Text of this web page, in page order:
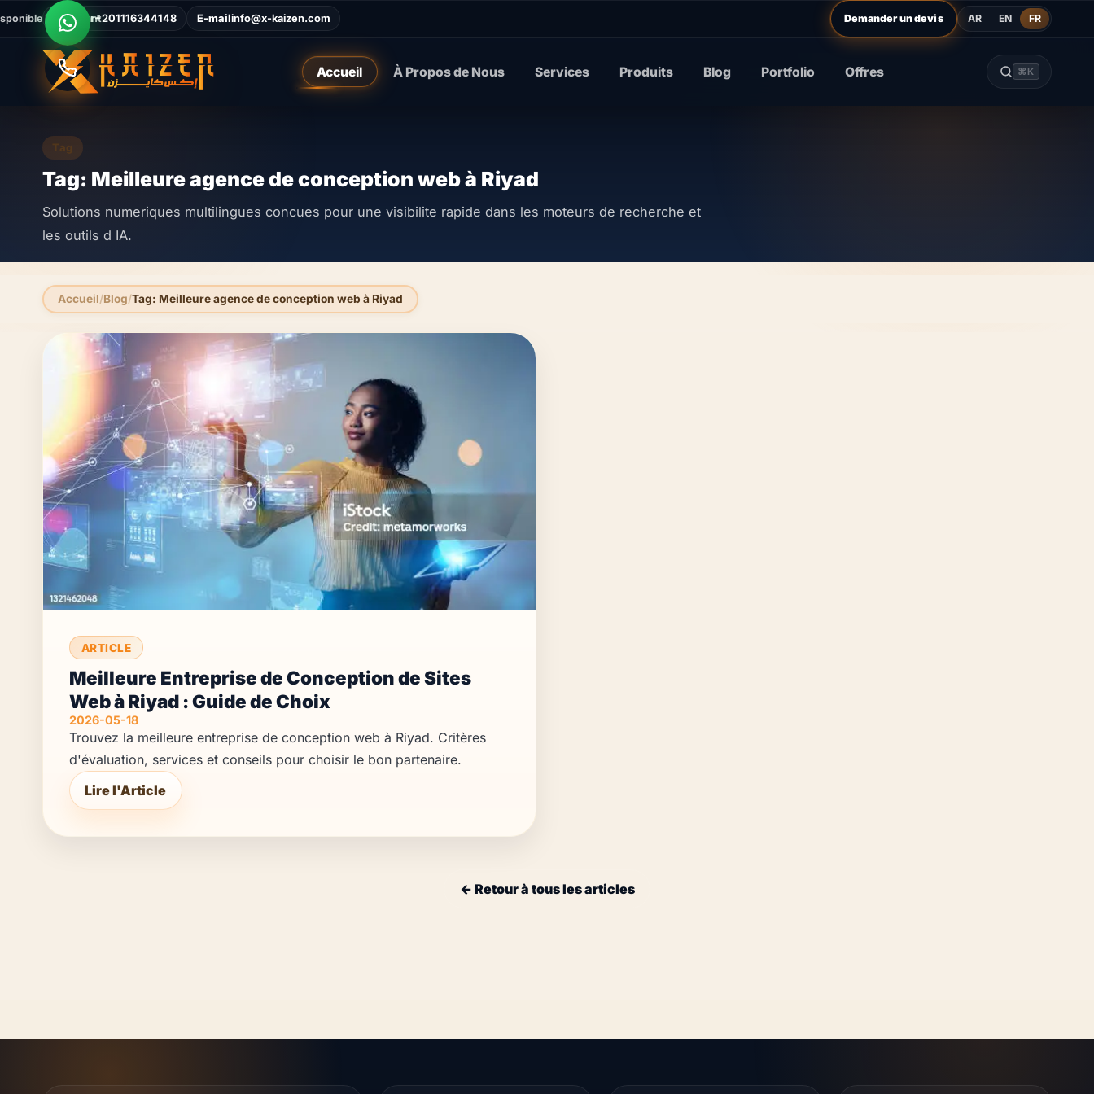
Appeler+201116344148 E-mailinfo@x-kaizen.com
Maintenant Demander un devis AR EN FR
Accueil À Propos de Nous Services Produits Blog Portfolio Offres ⌘K
Tag
Tag: Meilleure agence de conception web à Riyad
Solutions numeriques multilingues concues pour une visibilite rapide dans les moteurs de recherche et
les outils d IA.
Accueil Blog Tag: Meilleure agence de conception web à Riyad
ARTICLE
Meilleure Entreprise de Conception de Sites
Web à Riyad : Guide de Choix
2026-05-18
Trouvez la meilleure entreprise de conception web à Riyad. Critères
d'évaluation, services et conseils pour choisir le bon partenaire.
Lire l'Article
← Retour à tous les articles